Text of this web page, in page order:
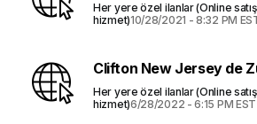
Her yere özel ilanlar (Online
hizmet)10/28/2021 - 8:32 PM
Clifton New Jersey de
Her yere özel ilanlar (Online
hizmet)6/28/2022 - 6:15 PM EST